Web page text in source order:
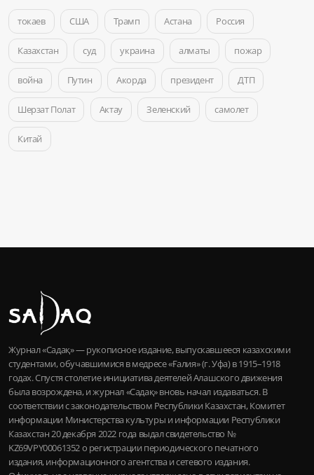
токаев США Трамп Астана Россия
Казахстан суд украина алматы пожар
война Путин Акорда президент ДТП
Шерзат Полат Актау Зеленский самолет
Китай
Журнал «Садақ» — рукописное издание, выпускавшееся казахскими
студентами, обучавшимися в медресе «Ғалия» (г. Уфа) в 1915–1918
годах. Спустя столетие инициатива деятелей Алашского движения
была возрождена, и журнал «Садақ» вновь начал издаваться. В
соответствии с законодательством Республики Казахстан, Комитет
информации Министерства культуры и информации Республики
Казахстан 20 декабря 2022 года выдал свидетельство №
KZ69VPY00061352 о регистрации периодического печатного
издания, информационного агентства и сетевого издания.